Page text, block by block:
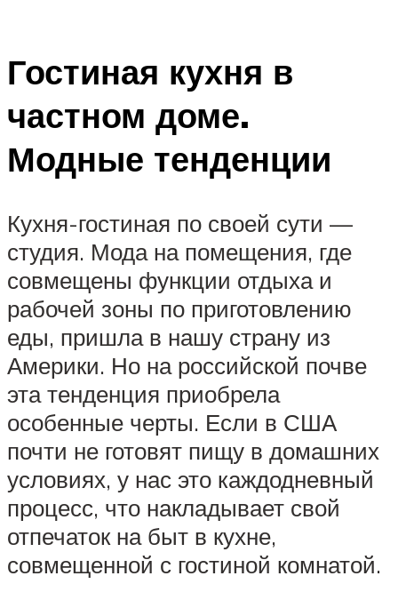
Гостиная кухня в
частном доме.
Модные тенденции
Кухня-гостиная по своей сути —
студия. Мода на помещения, где
совмещены функции отдыха и
рабочей зоны по приготовлению
еды, пришла в нашу страну из
Америки. Но на российской почве
эта тенденция приобрела
особенные черты. Если в США
почти не готовят пищу в домашних
условиях, у нас это каждодневный
процесс, что накладывает свой
отпечаток на быт в кухне,
совмещенной с гостиной комнатой.